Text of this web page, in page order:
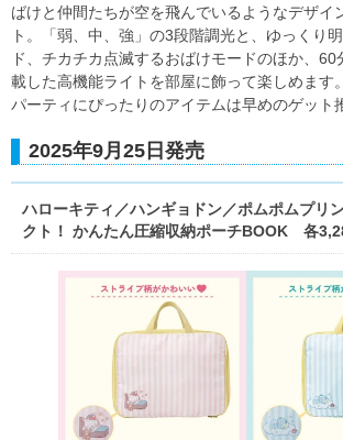
ばけと仲間たちが空を飛んでいるようなデザイ
ト。「弱、中、強」の3段階調光と、ゆっくり
ド、チカチカ点滅するおばけモードのほか、60
載した高機能ライトを部屋に飾って楽しめます
パーティにぴったりのアイテムは早めのゲット
2025年9月25日発売
ハローキティ／ハンギョドン／ポムポムプ
クト！ かんたん圧縮収納ポーチBOOK 各